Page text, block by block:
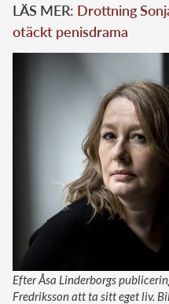
LÄS MER: Drottning
otäckt penisdrama
Efter Åsa Linderborgs
Fredriksson att ta sitt eget liv.